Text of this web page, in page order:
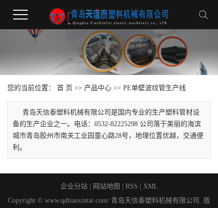
您的当前位置： 首 页 >> 产品中心 >> PE单壁波纹管生产线
青岛天信泰塑料机械有限公司是国内专业的生产塑料管材设
备的生产企业之一。电话：0532-82225298 公司落于美丽的海滨
城市青岛胶州市南关工业园童心路28号，地理位置优越，交通便
利。
企业分站| 网站地图 RSS
XML
Copyright © www.qdtianxintai.com/ 青岛天信泰塑料机械有限公司 版